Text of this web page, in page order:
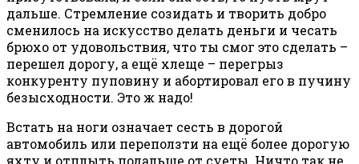
дальше. Стремление созидать и творить добро
сменилось на искусство делать деньги и чесать
брюхо от удовольствия, что ты смог это сделать –
перешел дорогу, а ещё хлеще – перегрыз
конкуренту пуповину и абортировал его в пучину
безысходности. Это ж надо!
Встать на ноги означает сесть в дорогой
автомобиль или переползти на ещё более дорогую
яхту и отплыть подальше от суеты. Ничто так не